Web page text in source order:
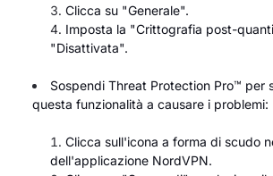
Clicca su "Generale".
Imposta la "Crittografia post-
"Disattivata".
Sospendi Threat Protection Pro™ per
questa funzionalità a causare i problemi:
Clicca sull'icona a forma di scudo
dell'applicazione NordVPN.